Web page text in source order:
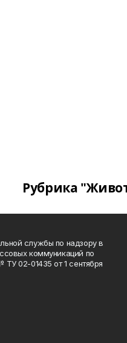
Рубрика
службы по надзору в
коммуникаций по
02-01435 от 1 сентября